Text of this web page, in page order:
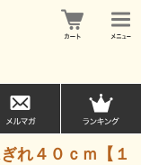
れ４０ｃｍ【１